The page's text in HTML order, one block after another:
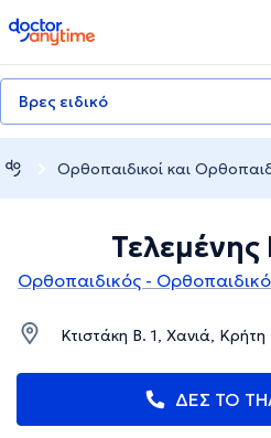
doctoranytime
Βρες ειδικό
Ορθοπαιδικοί και
Τελεμένης
Ορθοπαιδικός -
Κτιστάκη Β. 1, Χανιά, Κρήτη
ΔΕΣ ΤΟ